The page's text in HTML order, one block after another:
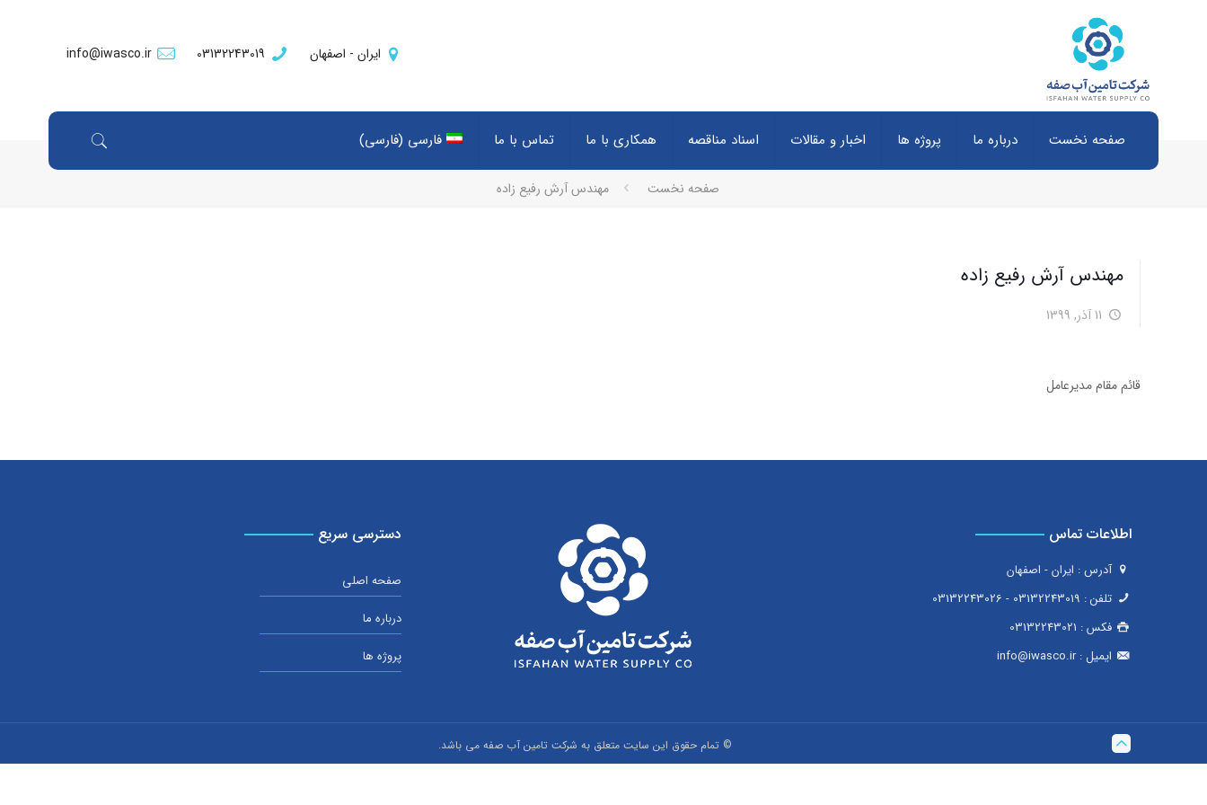
ایران - اصفهان 03132243019
info@iwasco.ir
صفحه نخست درباره ما پروژه ها اخبار و مقالات اسناد مناقصه همکاری با ما تماس با ما فارسی (فارسی)
صفحه نخست مهندس آرش رفیع زاده
مهندس آرش رفیع زاده
11 آذر, 1399
قائم مقام مدیرعامل
اطلاعات تماس
آدرس : ایران - اصفهان
تلفن : 03132243019
-
03132243026
فکس : 03132243021
ایمیل :info@iwasco.ir
دسترسی سریع
صفحه اصلی
درباره ما
پروژه ها
© تمام حقوق اين سايت متعلق به شرکت تامین آب صفه می باشد.